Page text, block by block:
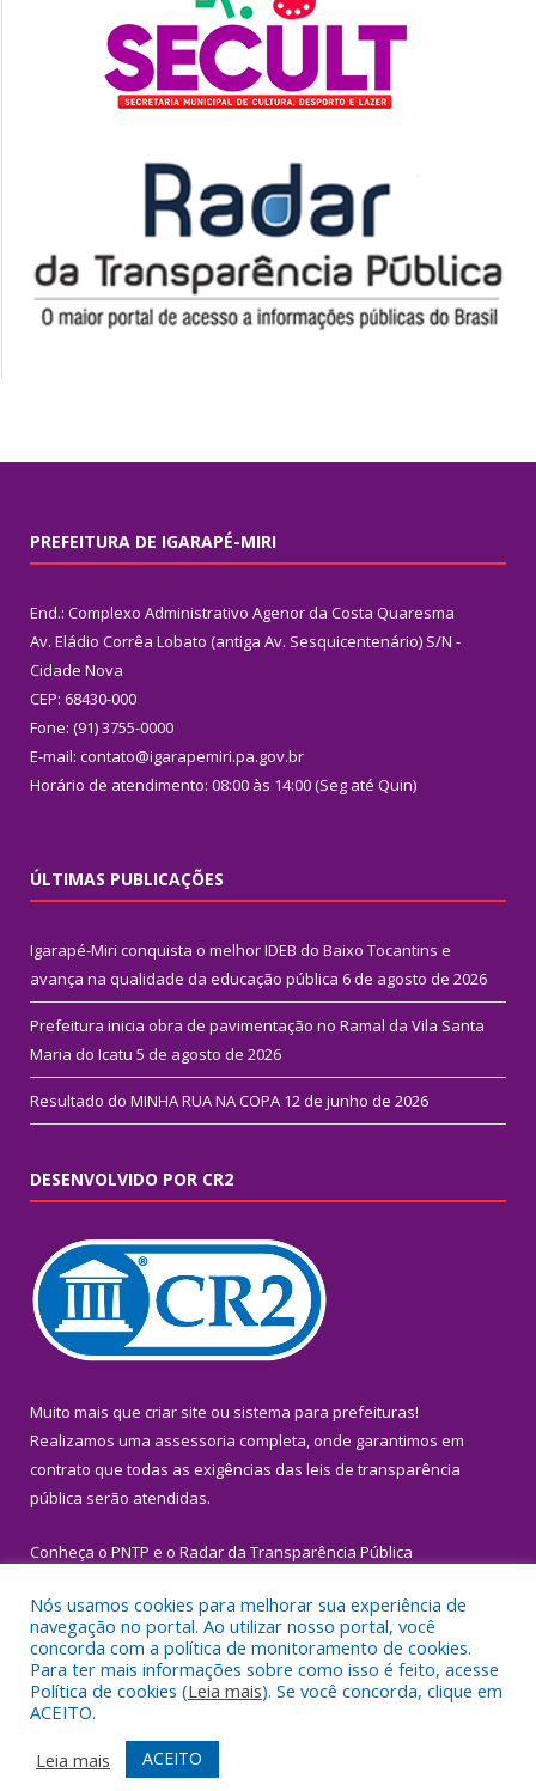
PREFEITURA DE IGARAPÉ-MIRI
End.: Complexo Administrativo Agenor da Costa Quaresma
Av. Eládio Corrêa Lobato (antiga Av. Sesquicentenário) S/N -
Cidade Nova
CEP: 68430-000
Fone: (91) 3755-0000
E-mail: contato@igarapemiri.pa.gov.br
Horário de atendimento: 08:00 às 14:00 (Seg até Quin)
ÚLTIMAS PUBLICAÇÕES
Igarapé-Miri conquista o melhor IDEB do Baixo Tocantins e
avança na qualidade da educação pública 6 de agosto de 2026
Prefeitura inicia obra de pavimentação no Ramal da Vila Santa
Maria do Icatu 5 de agosto de 2026
Resultado do MINHA RUA NA COPA 12 de junho de 2026
DESENVOLVIDO POR CR2
Muito mais que criar site ou sistema para prefeituras!
Realizamos uma assessoria completa, onde garantimos em
contrato que todas as exigências das leis de transparência
pública serão atendidas.
Conheça o PNTP e o Radar da Transparência Pública
Todos os direitos reservados a Prefeitura Municipal de Igarapé-
Miri.
Mapa do Site
Acessar Área Administrativa
Acessar Webmail
Nós usamos cookies para melhorar sua experiência de
navegação no portal. Ao utilizar nosso portal, você
concorda com a política de monitoramento de cookies.
Para ter mais informações sobre como isso é feito, acesse
Política de cookies (Leia mais). Se você concorda, clique em
ACEITO.
Leia mais
ACEITO